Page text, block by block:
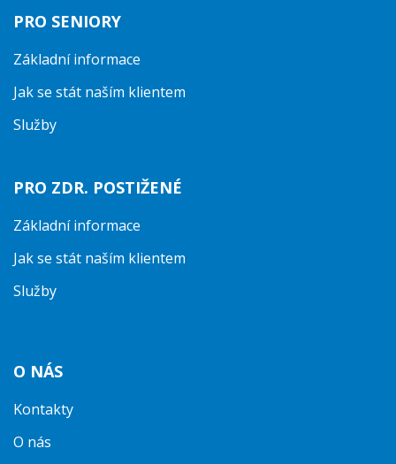
PRO SENIORY
Základní informace
Jak se stát naším klientem
Služby
PRO ZDR. POSTIŽENÉ
Základní informace
Jak se stát naším klientem
Služby
O NÁS
Kontakty
O nás